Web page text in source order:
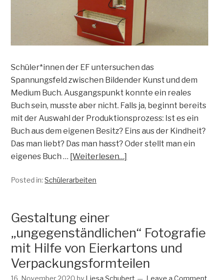
Schüler*innen der EF untersuchen das
Spannungsfeld zwischen Bildender Kunst und dem
Medium Buch. Ausgangspunkt konnte ein reales
Buch sein, musste aber nicht. Falls ja, beginnt bereits
mit der Auswahl der Produktionsprozess: Ist es ein
Buch aus dem eigenen Besitz? Eins aus der Kindheit?
Das man liebt? Das man hasst? Oder stellt man ein
eigenes Buch … [Weiterlesen…]
Posted in:Schülerarbeiten
Gestaltung einer
„ungegenständlichen“ Fotografie
mit Hilfe von Eierkartons und
Verpackungsformteilen
16. November 2020 by Liesa Schubert Leave a Comment